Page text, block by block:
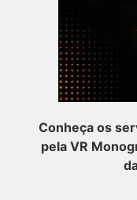
Conheça os
pela VR